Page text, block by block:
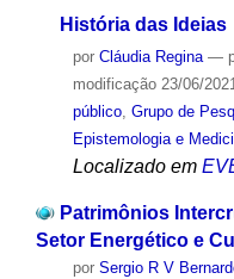
História das Ideias
por Cláudia Regina —
modificação23/06/
público, Grupo de
Epistemologia e
Localizado em
Patrimônios
Setor Energético e
por Sergio R V